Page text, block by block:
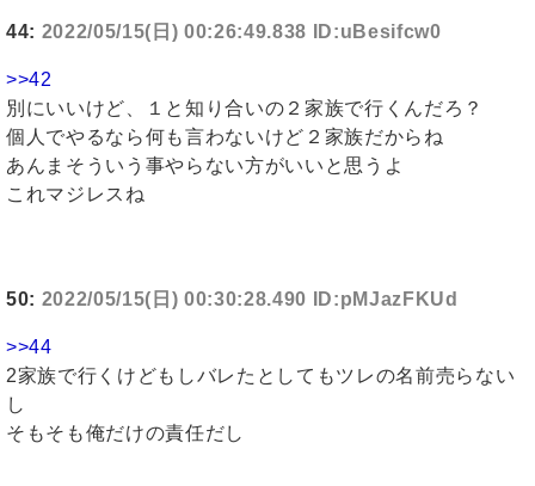
44: 2022/05/15(日) 00:26:49.838 ID:uBesifcw0
>>42
別にいいけど、１と知り合いの２家族で行くんだろ？
個人でやるなら何も言わないけど２家族だからね
あんまそういう事やらない方がいいと思うよ
これマジレスね
50: 2022/05/15(日) 00:30:28.490 ID:pMJazFKUd
>>44
2家族で行くけどもしバレたとしてもツレの名前売らない
し
そもそも俺だけの責任だし